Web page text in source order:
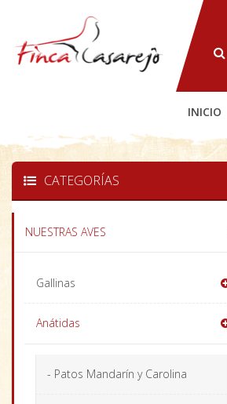
INICIO
CATEGORÍAS
NUESTRAS AVES
Gallinas
Anátidas
- Patos Mandarín y Carolina